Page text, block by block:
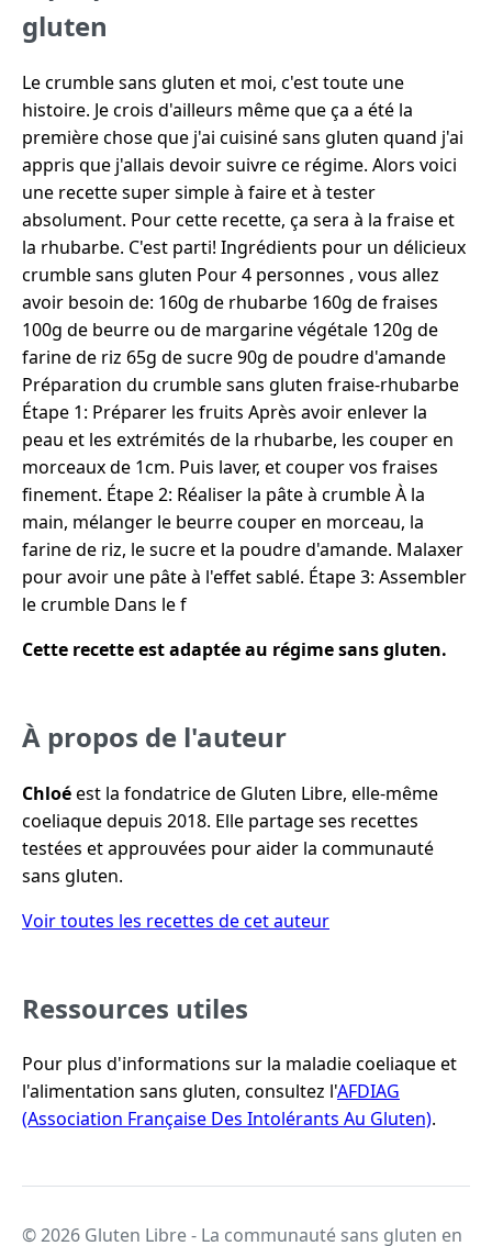
gluten
Le crumble sans gluten et moi, c'est toute une
histoire. Je crois d'ailleurs même que ça a été la
première chose que j'ai cuisiné sans gluten quand j'ai
appris que j'allais devoir suivre ce régime. Alors voici
une recette super simple à faire et à tester
absolument. Pour cette recette, ça sera à la fraise et
la rhubarbe. C'est parti! Ingrédients pour un délicieux
crumble sans gluten Pour 4 personnes , vous allez
avoir besoin de: 160g de rhubarbe 160g de fraises
100g de beurre ou de margarine végétale 120g de
farine de riz 65g de sucre 90g de poudre d'amande
Préparation du crumble sans gluten fraise-rhubarbe
Étape 1: Préparer les fruits Après avoir enlever la
peau et les extrémités de la rhubarbe, les couper en
morceaux de 1cm. Puis laver, et couper vos fraises
finement. Étape 2: Réaliser la pâte à crumble À la
main, mélanger le beurre couper en morceau, la
farine de riz, le sucre et la poudre d'amande. Malaxer
pour avoir une pâte à l'effet sablé. Étape 3: Assembler
le crumble Dans le f
Cette recette est adaptée au régime sans gluten.
À propos de l'auteur
Chloéest la fondatrice de Gluten Libre, elle-même
coeliaque depuis 2018. Elle partage ses recettes
testées et approuvées pour aider la communauté
sans gluten.
Voir toutes les recettes de cet auteur
Ressources utiles
Pour plus d'informations sur la maladie coeliaque et
l'alimentation sans gluten, consultez l'AFDIAG
(Association Française Des Intolérants Au Gluten).
© 2026 Gluten Libre - La communauté sans gluten en